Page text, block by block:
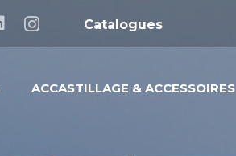
Catalogues
ACCASTILLAGE & ACCESSOIRES